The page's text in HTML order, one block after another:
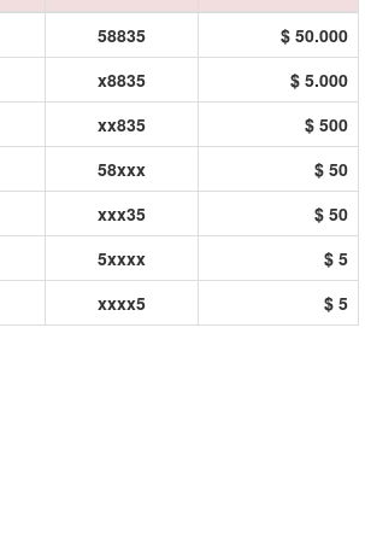
58835
$ 50.000
x8835
$ 5.000
xx835
$ 500
58xxx
$ 50
xxx35
$ 50
5xxxx
$ 5
xxxx5 $ 5